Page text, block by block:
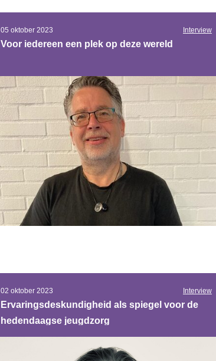
05 oktober 2023 Interview
Voor iedereen een plek op deze wereld
02 oktober 2023 Interview
Ervaringsdeskundigheid als spiegel voor de
hedendaagse jeugdzorg